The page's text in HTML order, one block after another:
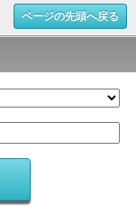
ページの先頭へ戻る